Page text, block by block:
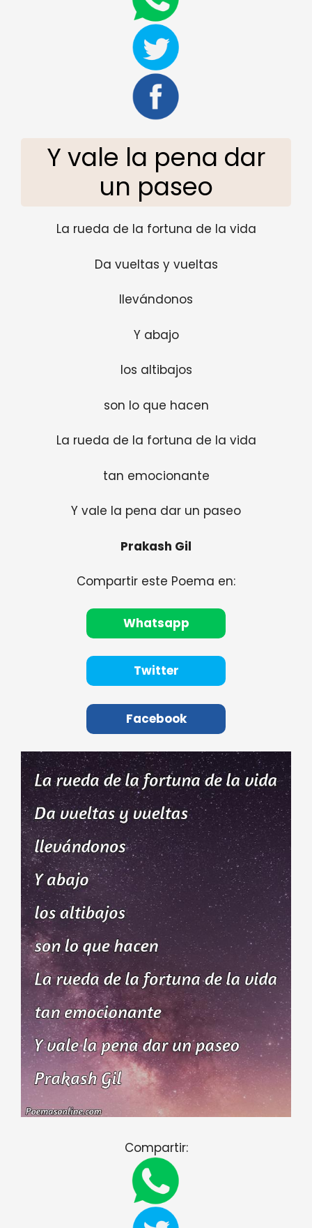
Y vale la pena dar
un paseo
La rueda de la fortuna de la vida
Da vueltas y vueltas
llevándonos
Y abajo
los altibajos
son lo que hacen
La rueda de la fortuna de la vida
tan emocionante
Y vale la pena dar un paseo
Prakash Gil
Compartir este Poema en:
Whatsapp
Twitter
Facebook
Compartir: